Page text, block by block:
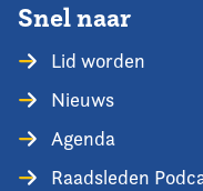
Snel naar
Lid worden
Nieuws
Agenda
Raadsleden